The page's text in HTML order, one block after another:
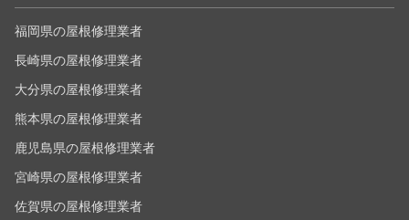
福岡県の屋根修理業者
長崎県の屋根修理業者
大分県の屋根修理業者
熊本県の屋根修理業者
鹿児島県の屋根修理業者
宮崎県の屋根修理業者
佐賀県の屋根修理業者